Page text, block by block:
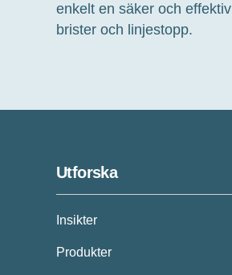
enkelt en säker och effektiv
brister och linjestopp.
Utforska
Insikter
Produkter